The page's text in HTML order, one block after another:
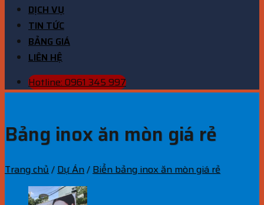
DỊCH VỤ
TIN TỨC
BẢNG GIÁ
LIÊN HỆ
Hotline: 0961 345 997
Bảng inox ăn mòn giá rẻ
Trang chủ / Dự Án/ Biển bảng inox ăn mòn giá rẻ